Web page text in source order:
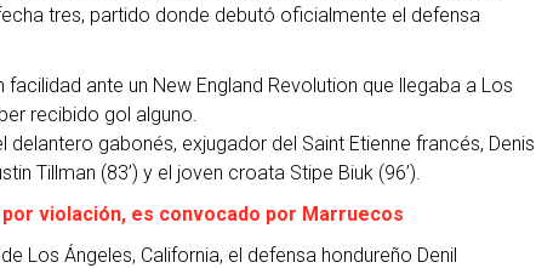
tres, partido donde debutó oficialmente el defensa
ante un New England Revolution que llegaba a Los
recibido gol alguno.
gabonés, exjugador del Saint Etienne francés, Denis
Tillman (83’) y el joven croata Stipe Biuk (96’).
violación, es convocado por Marruecos
Los Ángeles, California, el defensa hondureño Denil